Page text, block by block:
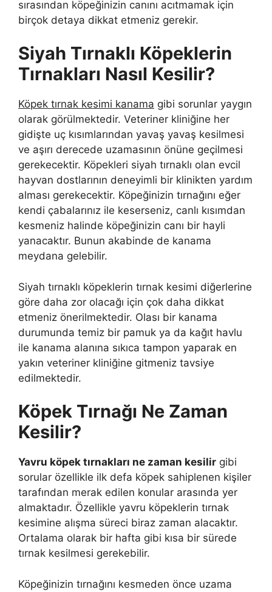
sırasından köpeğinizin canını acıtmamak için
birçok detaya dikkat etmeniz gerekir.
Siyah Tırnaklı Köpeklerin
Tırnakları Nasıl Kesilir?
Köpek tırnak kesimi kanama gibi sorunlar yaygın
olarak görülmektedir. Veteriner kliniğine her
gidişte uç kısımlarından yavaş yavaş kesilmesi
ve aşırı derecede uzamasının önüne geçilmesi
gerekecektir. Köpekleri siyah tırnaklı olan evcil
hayvan dostlarının deneyimli bir klinikten yardım
alması gerekecektir. Köpeğinizin tırnağını eğer
kendi çabalarınız ile keserseniz, canlı kısımdan
kesmeniz halinde köpeğinizin canı bir hayli
yanacaktır. Bunun akabinde de kanama
meydana gelebilir.
Siyah tırnaklı köpeklerin tırnak kesimi diğerlerine
göre daha zor olacağı için çok daha dikkat
etmeniz önerilmektedir. Olası bir kanama
durumunda temiz bir pamuk ya da kağıt havlu
ile kanama alanına sıkıca tampon yaparak en
yakın veteriner kliniğine gitmeniz tavsiye
edilmektedir.
Köpek Tırnağı Ne Zaman
Kesilir?
Yavru köpek tırnakları ne zaman kesilir gibi
sorular özellikle ilk defa köpek sahiplenen kişiler
tarafından merak edilen konular arasında yer
almaktadır. Özellikle yavru köpeklerin tırnak
kesimine alışma süreci biraz zaman alacaktır.
Ortalama olarak bir hafta gibi kısa bir sürede
tırnak kesilmesi gerekebilir.
Köpeğinizin tırnağını kesmeden önce uzama